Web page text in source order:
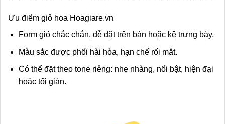
Ưu điểm giỏ hoa Hoagiare.vn
Form giỏ chắc chắn, dễ đặt trên bàn hoặc kệ trưng bày.
Màu sắc được phối hài hòa, hạn chế rối mắt.
Có thể đặt theo tone riêng: nhẹ nhàng, nổi bật, hiện đại
hoặc tối giản.